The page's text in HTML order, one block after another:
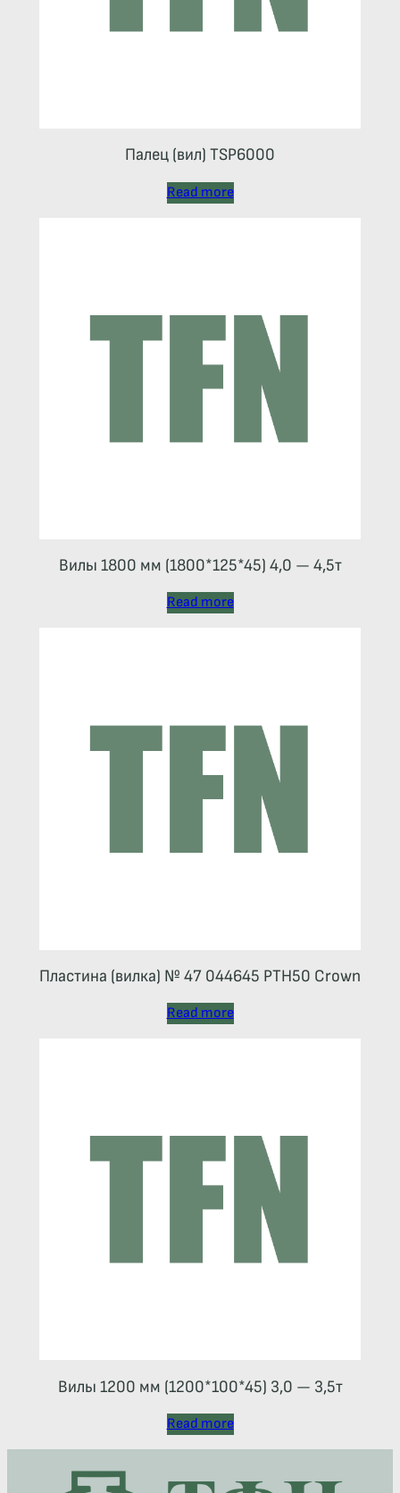
Палец (вил) TSP6000
Read more
Вилы 1800 мм (1800*125*45) 4,0 — 4,5т
Read more
Пластина (вилка) № 47 044645 РТН50 Crown
Read more
Вилы 1200 мм (1200*100*45) 3,0 — 3,5т
Read more